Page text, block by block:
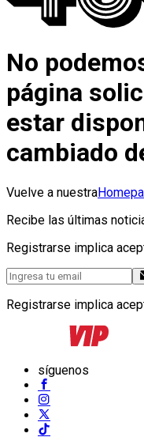
No
página
estar
cambiado
Vuelve a nuestra
Recibe las últimas
Registrarse implica
Registrarse implica
síguenos